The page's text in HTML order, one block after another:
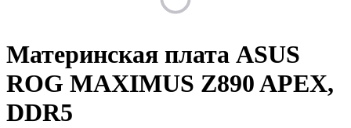
Материнская плата ASUS
ROG MAXIMUS Z890 APEX,
DDR5